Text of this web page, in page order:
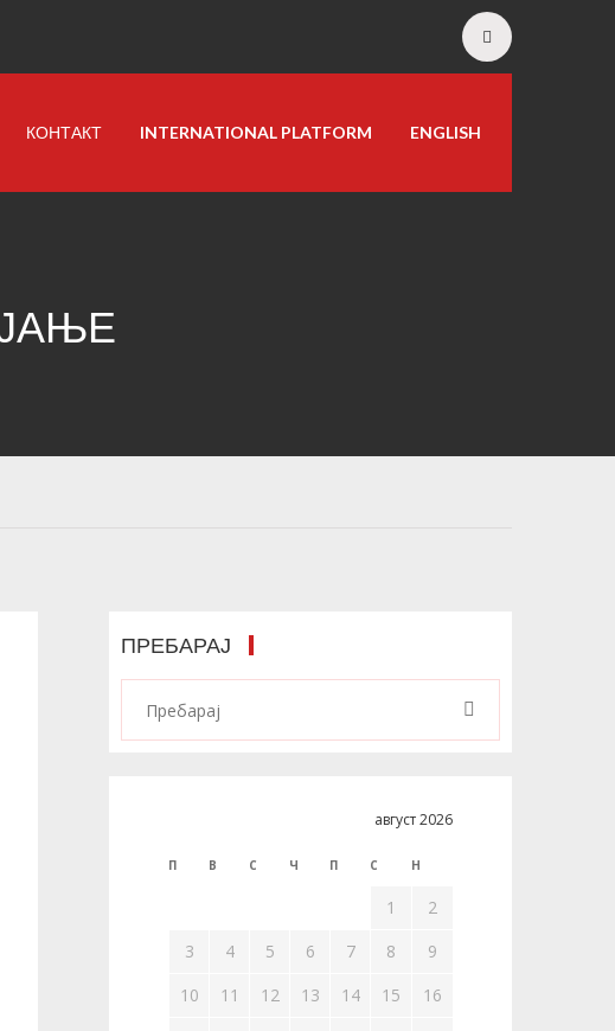
КОНТАКТ INTERNATIONAL PLATFORM ENGLISH
ПРЕБАРАЈ
август 2026
П В С Ч П С Н
1
2
3
4 5 6 7 8
9
10
11 12 13 14 15
16